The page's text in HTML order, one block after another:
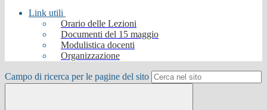
Link utili
Orario delle Lezioni
Documenti del 15 maggio
Modulistica docenti
Organizzazione
Campo di ricerca per le pagine del sito